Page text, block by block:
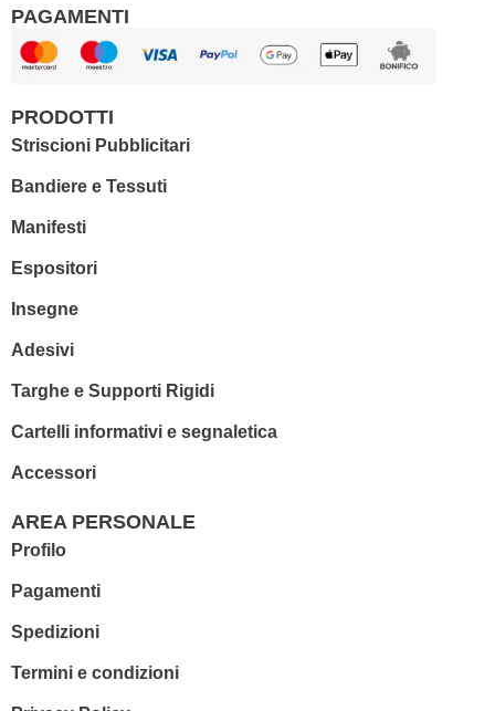
PAGAMENTI
PRODOTTI
Striscioni Pubblicitari
Bandiere e Tessuti
Manifesti
Espositori
Insegne
Adesivi
Targhe e Supporti Rigidi
Cartelli informativi e segnaletica
Accessori
AREA PERSONALE
Profilo
Pagamenti
Spedizioni
Termini e condizioni